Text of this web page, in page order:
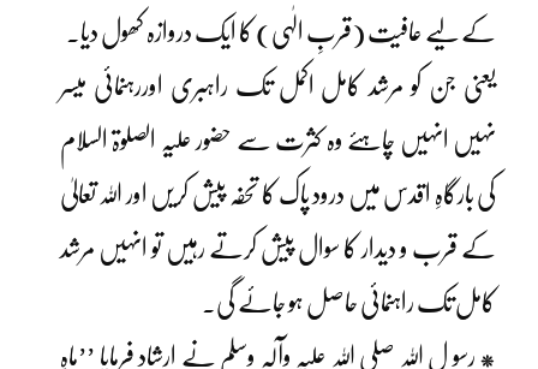
کے لیے عافیت (قربِ الٰہی) کا ایک دروازہ کھول دیا۔
یعنی جن کو مرشد کامل اکمل تک راہبری اوررہنمائی میسر
نہیں انہیں چاہئے وہ کثرت سے حضور علیہ الصلوۃ السلام
کی بارگاہِ اقدس میں درود پاک کا تحفہ پیش کریں اور اللہ تعالیٰ
کے قرب و دیدار کا سوال پیش کرتے رہیں تو انہیں مرشد
کامل تک راہنمائی حاصل ہو جائے گی۔
* رسو ل اللہ صلی اللہ علیہ وآلہٖ وسلم نے ارشاد فرمایا ’’ماہِ